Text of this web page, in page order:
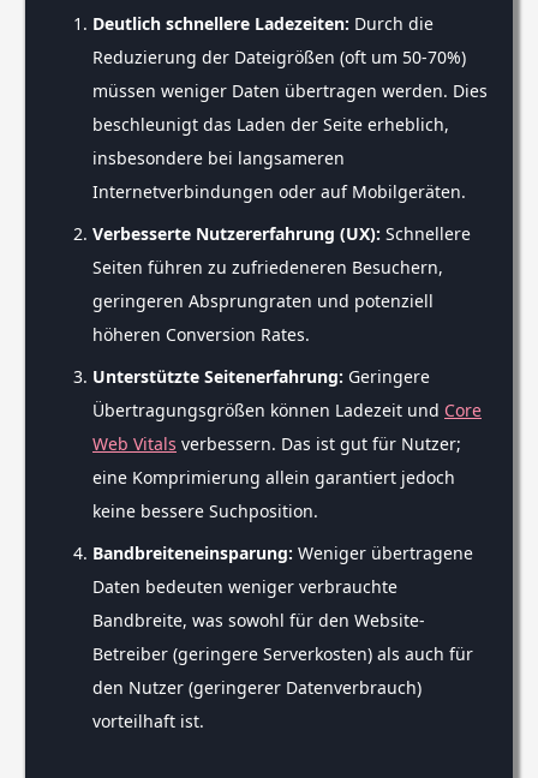
Deutlich schnellere Ladezeiten: Durch die
Reduzierung der Dateigrößen (oft um 50-70%)
müssen weniger Daten übertragen werden. Dies
beschleunigt das Laden der Seite erheblich,
insbesondere bei langsameren
Internetverbindungen oder auf Mobilgeräten.
Verbesserte Nutzererfahrung (UX): Schnellere
Seiten führen zu zufriedeneren Besuchern,
geringeren Absprungraten und potenziell
höheren Conversion Rates.
Unterstützte Seitenerfahrung: Geringere
Übertragungsgrößen können Ladezeit und Core
Web Vitals verbessern. Das ist gut für Nutzer;
eine Komprimierung allein garantiert jedoch
keine bessere Suchposition.
Bandbreiteneinsparung: Weniger übertragene
Daten bedeuten weniger verbrauchte
Bandbreite, was sowohl für den Website-
Betreiber (geringere Serverkosten) als auch für
den Nutzer (geringerer Datenverbrauch)
vorteilhaft ist.